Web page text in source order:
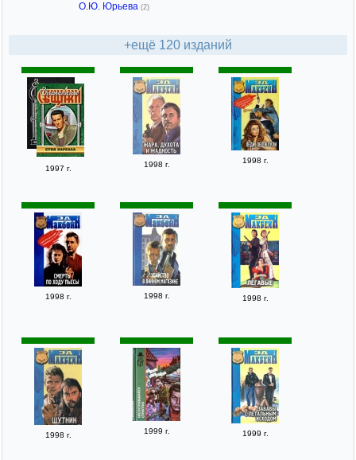
О.Ю. Юрьева (2)
+ещё 120 изданий
1997 г. 1998 г. 1998 г.
1998 г. 1998 г. 1998 г.
1998 г. 1999 г. 1999 г.